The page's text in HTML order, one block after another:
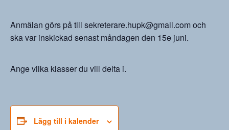
Anmälan görs på till sekreterare.hupk@gmail.com och
ska var inskickad senast måndagen den 15e juni.
Ange vilka klasser du vill delta i.
Lägg till i kalender